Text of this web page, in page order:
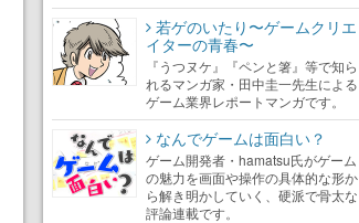
若ゲのいたり〜ゲームクリエ
イターの青春〜
『うつヌケ』『ペンと箸』等で知ら
れるマンガ家・田中圭一先生による
ゲーム業界レポートマンガです。
なんでゲームは面白い？
ゲーム開発者・hamatsu氏がゲーム
の魅力を画面や操作の具体的な形か
ら解き明かしていく、硬派で骨太な
評論連載です。